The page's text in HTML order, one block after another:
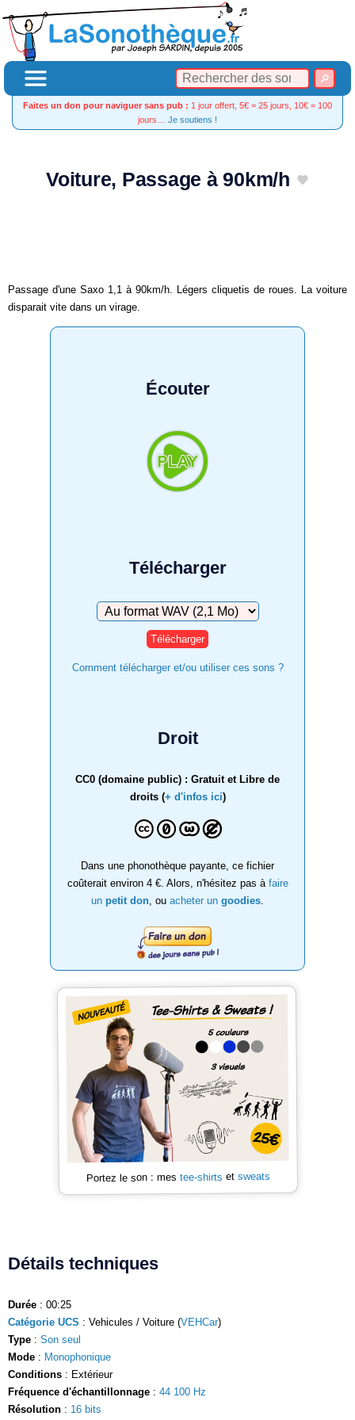
Faites un don pour naviguer sans pub : 1 jour offert, 5€ = 25 jours, 10€ = 100
jours… Je soutiens !
Voiture, Passage à 90km/h
Passage d'une Saxo 1,1 à 90km/h. Légers cliquetis de roues. La voiture
disparait vite dans un virage.
Écouter
Télécharger
Télécharger
Comment télécharger et/ou utiliser ces sons ?
Droit
CC0 (domaine public) : Gratuit et Libre de
droits (+ d'infos ici)
Dans une phonothèque payante, ce fichier
coûterait environ 4 €. Alors, n'hésitez pas à faire
un petit don , ou acheter un goodies
Portez le son : mes tee-shirts et sweats
Détails techniques
Durée : 00:25
Catégorie UCS : Vehicules / Voiture (VEHCar)
Type : Son seul
Mode : Monophonique
Conditions : Extérieur
Fréquence d'échantillonnage : 44 100 Hz
Résolution : 16 bits